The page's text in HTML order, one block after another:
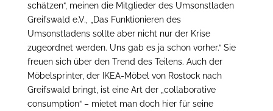
schätzen“, meinen die Mitglieder des Umsonstladen
Greifswald e.V., „Das Funktionieren des
Umsonstladens sollte aber nicht nur der Krise
zugeordnet werden. Uns gab es ja schon vorher.“ Sie
freuen sich über den Trend des Teilens. Auch der
Möbelsprinter, der IKEA-Möbel von Rostock nach
Greifswald bringt, ist eine Art der „collaborative
consumption“ – mietet man doch hier für seine